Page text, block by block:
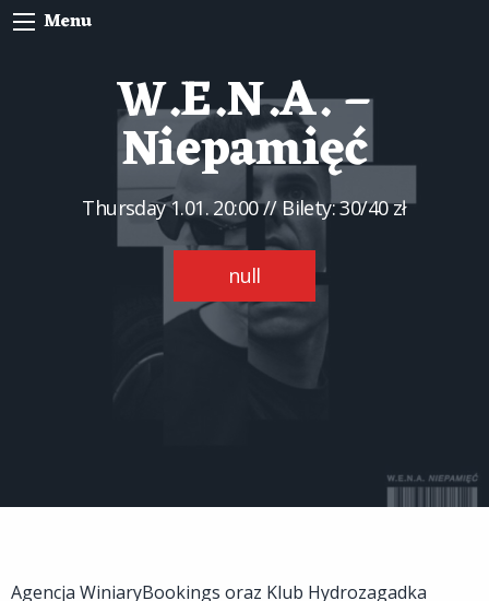
Menu
W.E.N.A. –
Niepamięć
Thursday1.01. 20:00// Bilety: 30/40 zł
null
Agencja WiniaryBookings oraz Klub Hydrozagadka